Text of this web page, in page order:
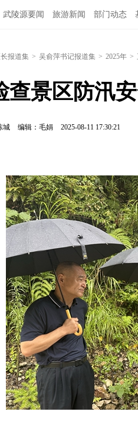
武陵源要闻 旅游新闻 部门动态
报道集 > 吴俞萍书记报道集 > 2025年 >
查景区防汛
城 编辑：毛娟 2025-08-11 17:30:21